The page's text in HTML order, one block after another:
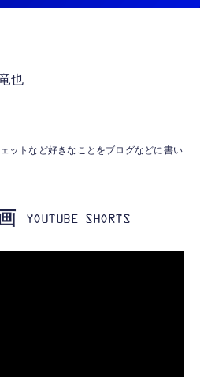
ハイレゾ音質】 内蔵DAC 遅延な
/96KHz 音量調節対応
】iphone イヤホンジャック ライ
ニケーションロボット BAKETAN
ス付き ロペット 充電ベース付き
也
ットなど好きなことをブログなどに書い